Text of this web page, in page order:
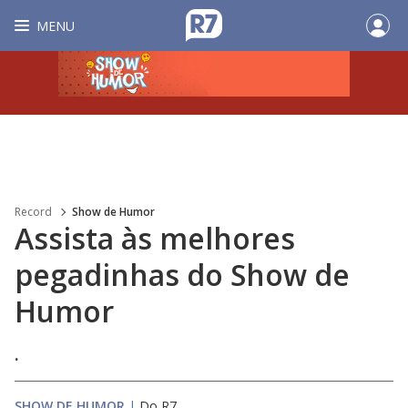
MENU
Record Show de Humor
Assista às melhores
pegadinhas do Show de
Humor
.